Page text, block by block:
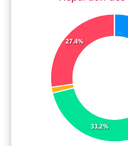
33.2%
27.4%